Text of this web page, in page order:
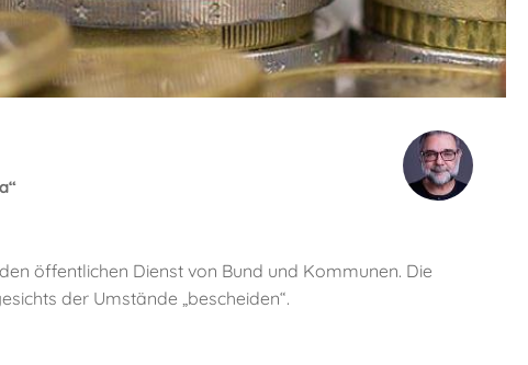
öffentlichen Dienst von Bund und Kommunen. Die
der Umstände „bescheiden“.